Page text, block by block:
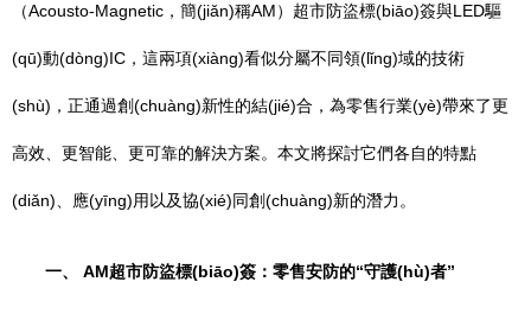
（Acousto-Magnetic，簡(jiǎn)稱AM）超市防盜標(biāo)簽與LED驅
(qū)動(dòng)IC，這兩項(xiàng)看似分屬不同領(lǐng)域的技術
(shù)，正通過創(chuàng)新性的結(jié)合，為零售行業(yè)帶來了更
高效、更智能、更可靠的解決方案。本文將探討它們各自的特點
(diǎn)、應(yīng)用以及協(xié)同創(chuàng)新的潛力。
一、 AM超市防盜標(biāo)簽：零售安防的“守護(hù)者”